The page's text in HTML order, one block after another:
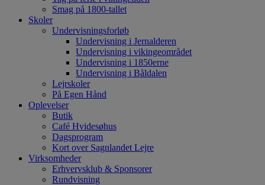
Smag på 1800-tallet
Skoler
Undervisningsforløb
Undervisning i Jernalderen
Undervisning i vikingeområdet
Undervisning i 1850erne
Undervisning i Båldalen
Lejrskoler
På Egen Hånd
Oplevelser
Butik
Café Hvidesøhus
Dagsprogram
Kort over Sagnlandet Lejre
Virksomheder
Erhvervsklub & Sponsorer
Rundvisning